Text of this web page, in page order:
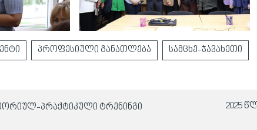
პროფესიული განათლება სამცხე-ჯავახეთი
პრაქტიკული ტრენინგი
2025